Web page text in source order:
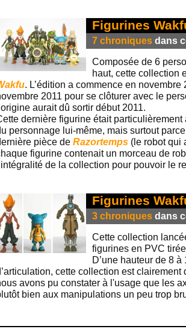
Figurines
7 chroniques dans
Composée de 6
haut, cette collection
. L’édition a commence en novembre
2011 pour se clôturer avec le
aurait dû sortir début 2011.
dernière figurine était
personnage lui-même, mais surtout
pièce de Razortemps (le robot qui
figurine contenait un morceau de
de la collection pour pouvoir le
Figurines
3 chroniques dans
Cette collection
figurines en PVC
D’une hauteur de 8
cette collection est
avons pu constater à l'usage que les
bien aux manipulations un peu trop